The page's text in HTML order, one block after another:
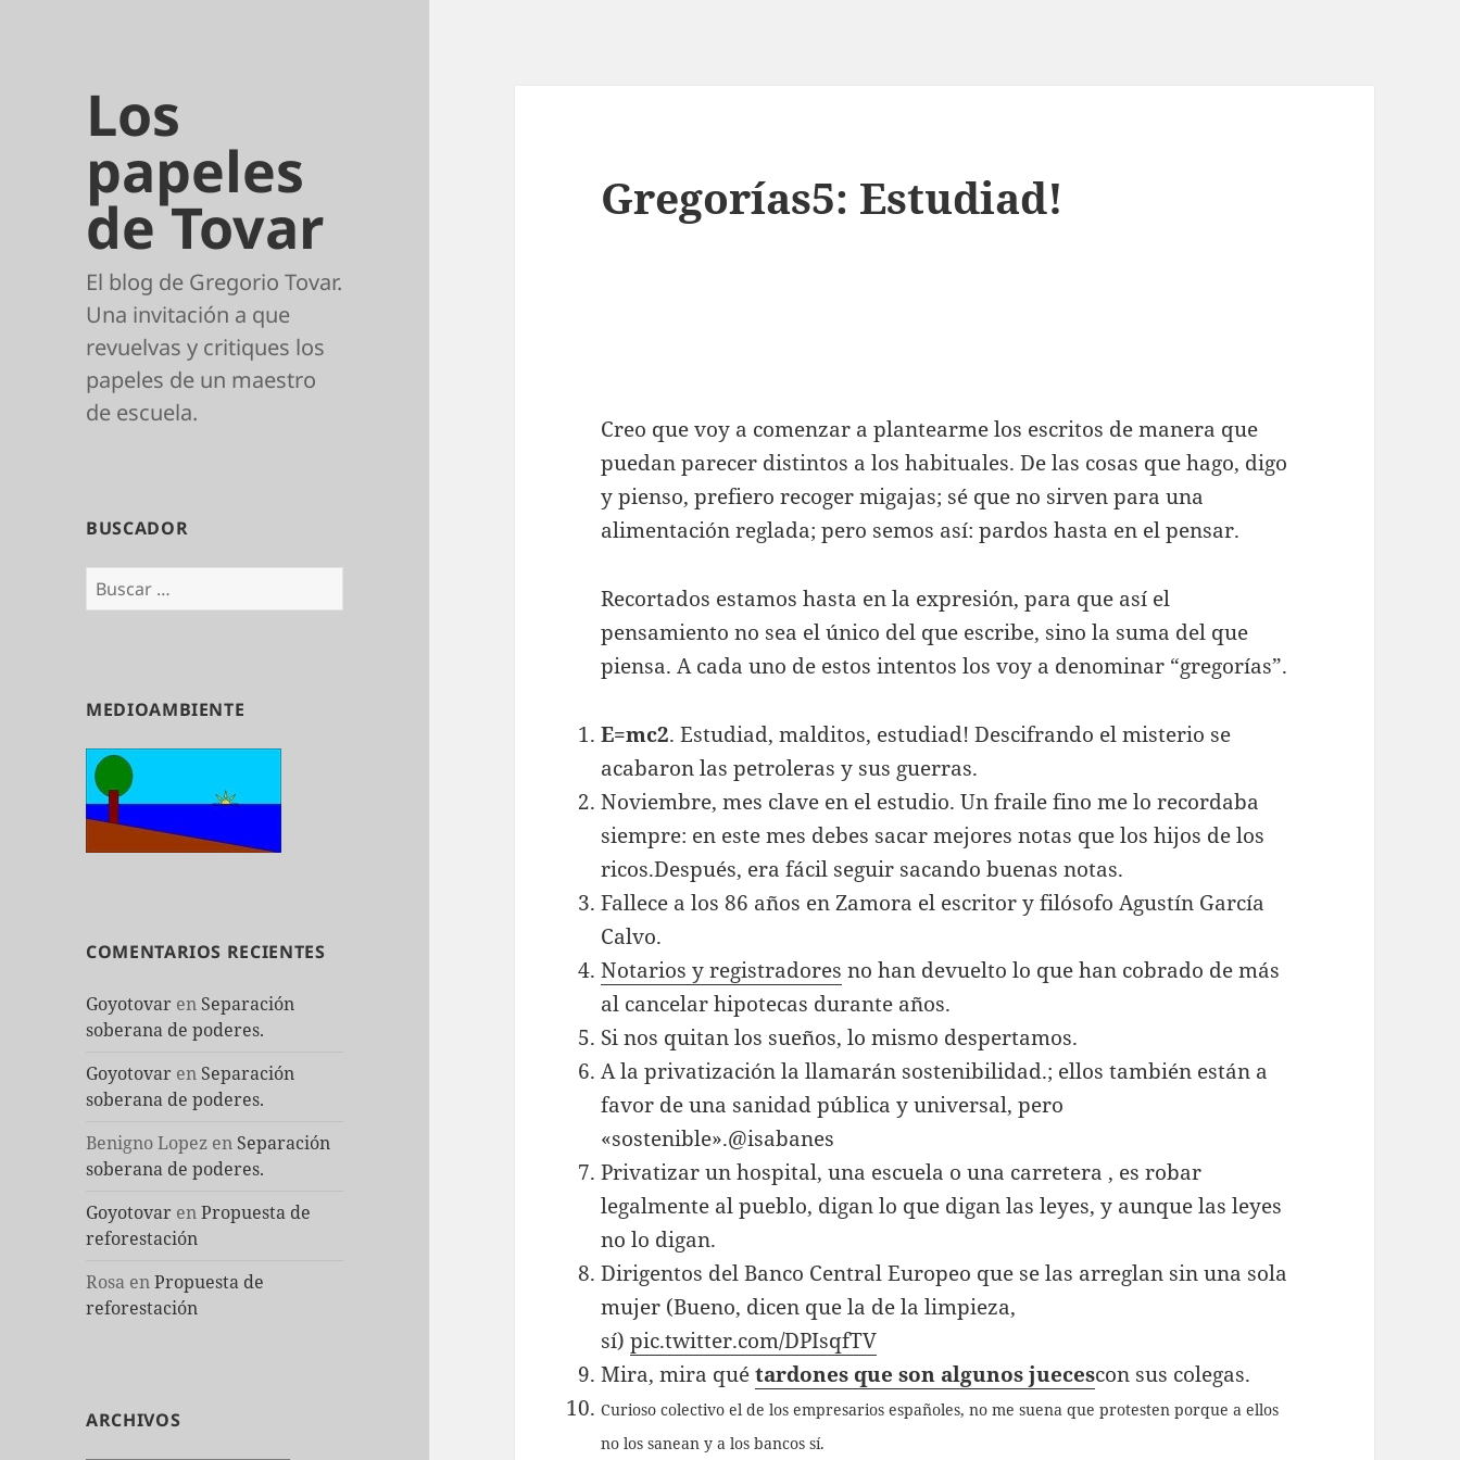
Los
papeles
de Tovar
El blog de Gregorio Tovar.
Una invitación a que
revuelvas y critiques los
papeles de un maestro
de escuela.
BUSCADOR
Buscar:
MEDIOAMBIENTE
COMENTARIOS RECIENTES
Goyotovar en Separación
soberana de poderes.
Goyotovar en Separación
soberana de poderes.
Benigno Lopez en Separación
soberana de poderes.
Goyotovar enPropuesta de
reforestación
Rosa enPropuesta de
reforestación
ARCHIVOS
Gregorías5: Estudiad!
Creo que voy a comenzar a plantearme los escritos de manera que
puedan parecer distintos a los habituales. De las cosas que hago, digo
y pienso, prefiero recoger migajas; sé que no sirven para una
alimentación reglada; pero semos así: pardos hasta en el pensar.
Recortados estamos hasta en la expresión, para que así el
pensamiento no sea el único del que escribe, sino la suma del que
piensa. A cada uno de estos intentos los voy a denominar “gregorías”.
E=mc2. Estudiad, malditos, estudiad! Descifrando el misterio se
acabaron las petroleras y sus guerras.
Noviembre, mes clave en el estudio. Un fraile fino me lo recordaba
siempre: en este mes debes sacar mejores notas que los hijos de los
ricos.Después, era fácil seguir sacando buenas notas.
Fallece a los 86 años en Zamora el escritor y filósofo Agustín García
Calvo.
Notarios y registradores no han devuelto lo que han cobrado de más
al cancelar hipotecas durante años.
Si nos quitan los sueños, lo mismo despertamos.
A la privatización la llamarán sostenibilidad.; ellos también están a
favor de una sanidad pública y universal, pero
«sostenible».@isabanes
Privatizar un hospital, una escuela o una carretera , es robar
legalmente al pueblo, digan lo que digan las leyes, y aunque las leyes
no lo digan.
Dirigentos del Banco Central Europeo que se las arreglan sin una sola
mujer (Bueno, dicen que la de la limpieza,
sí)pic.twitter.com/DPIsqfTV
Mira, mira quétardones que son algunos juecescon sus colegas.
Curioso colectivo el de los empresarios españoles, no me suena que protesten porque a ellos
no los sanean y a los bancos sí.